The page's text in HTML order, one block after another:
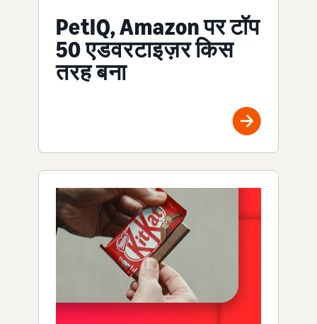
PetIQ, Amazon पर टॉप
50 एडवरटाइज़र किस
तरह बना